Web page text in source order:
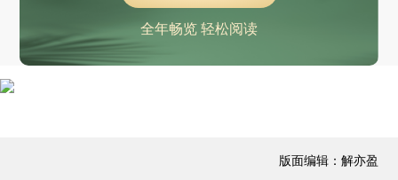
全年畅览 轻松阅读
版面编辑：解亦盈